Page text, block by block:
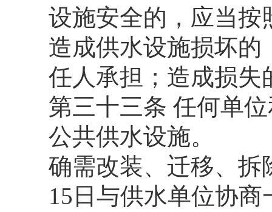
设施安全的，应当按
造成供水设施损坏
任人承担；造成损失
第三十三条 任何单
公共供水设施。
确需改装、迁移、拆
15日与供水单位协